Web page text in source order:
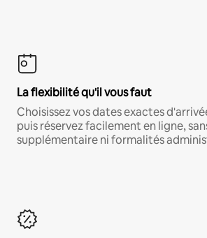
La flexibilité qu'il vous faut
Choisissez vos dates exactes
puis réservez facilement en ligne,
supplémentaire ni formalités